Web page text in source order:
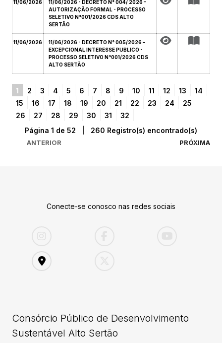
11/06/2026
11/06/2026 - DECRETO N° 004/ 2026 –
AUTORIZAÇÃO FORMAL - PROCESSO
SELETIVO N°001/2026 CDS ALTO
SERTÃO
11/06/2026
11/06/2026 - DECRETO N° 005/2026 –
EXCEPCIONAL INTERESSE PUBLICO -
PROCESSO SELETIVO N°001/2026 CDS
ALTO SERTÃO
1 2 3 4 5 6 7 8 9 10 11 12 13
14
15
16 17 18 19 20 21 22 23 24
25
26
27 28 29 30 31 32
ANTERIOR
Página 1 de 52 | 260 Registro(s) encontrado(s)
PRÓXIMA
Conecte-se conosco nas redes sociais
Consórcio Público de Desenvolvimento
Sustentável Alto Sertão